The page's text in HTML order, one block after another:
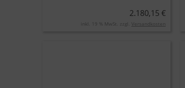
2.180,15 €
inkl. 19 % MwSt. zzgl. Versandkosten